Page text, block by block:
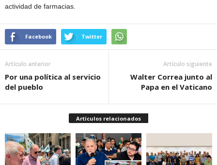
actividad de farmacias.
Facebook Twitter
Artículo anterior
Por una política al servicio
del pueblo
Artículo siguiente
Walter Correa junto al
Papa en el Vaticano
Artículos relacionados